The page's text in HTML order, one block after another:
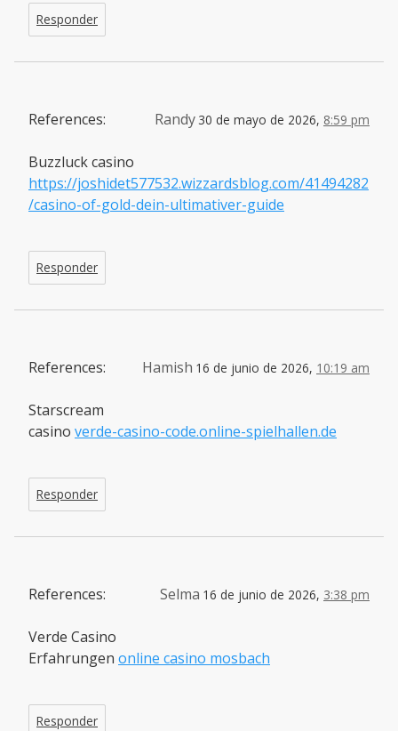
Responder
Randy 30 de mayo de 2026, 8:59 pm
References:
Buzzluck casino
https://joshidet577532.wizzardsblog.com/41494282
/casino-of-gold-dein-ultimativer-guide
Responder
Hamish 16 de junio de 2026, 10:19 am
References:
Starscream
casino verde-casino-code.online-spielhallen.de
Responder
Selma 16 de junio de 2026, 3:38 pm
References:
Verde Casino
Erfahrungen online casino mosbach
Responder